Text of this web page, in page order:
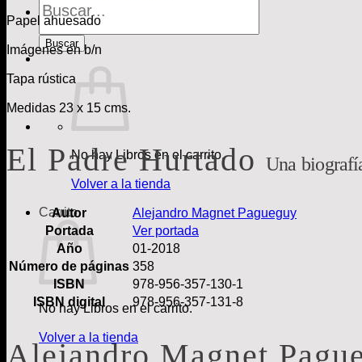
de
Libros
Buscar
No hay Libros en el carrito.
Volver a la tienda
Carrito
No hay Libros en el carrito.
Volver a la tienda
Papel ahuesado
Imágenes en b/n
Tapa rústica
Medidas 23 x 15 cms.
El Padre Hurtado Una
Autor
Alejandro Magnet Pagueguy
Portada
Ver portada
Año
01-2018
Número de páginas 358
ISBN
978-956-357-130-1
ISBN digital
978-956-357-131-8